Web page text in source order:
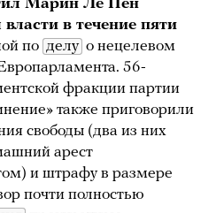
Марин Ле Пен
в течение пяти
по делу о нецелевом
56-
фракции партии
также приговорили
свободы (два из них
арест
и штрафу в размере
почти полностью